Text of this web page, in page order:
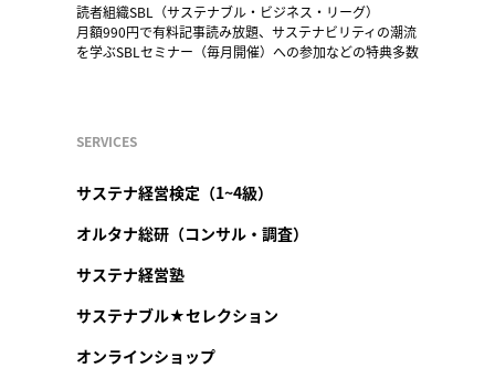
読者組織SBL（サステナブル・ビジネス・リーグ）
月額990円で有料記事読み放題、サステナビリティの潮流
を学ぶSBLセミナー（毎月開催）への参加などの特典多数
SERVICES
サステナ経営検定（1~4級）
オルタナ総研（コンサル・調査）
サステナ経営塾
サステナブル★セレクション
オンラインショップ